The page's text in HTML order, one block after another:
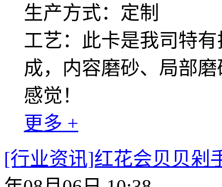
生产方式：定制
工艺：此卡是我司特
成，内容磨砂、局部
感觉！
更多 +
[行业资讯]红花会贝贝剁